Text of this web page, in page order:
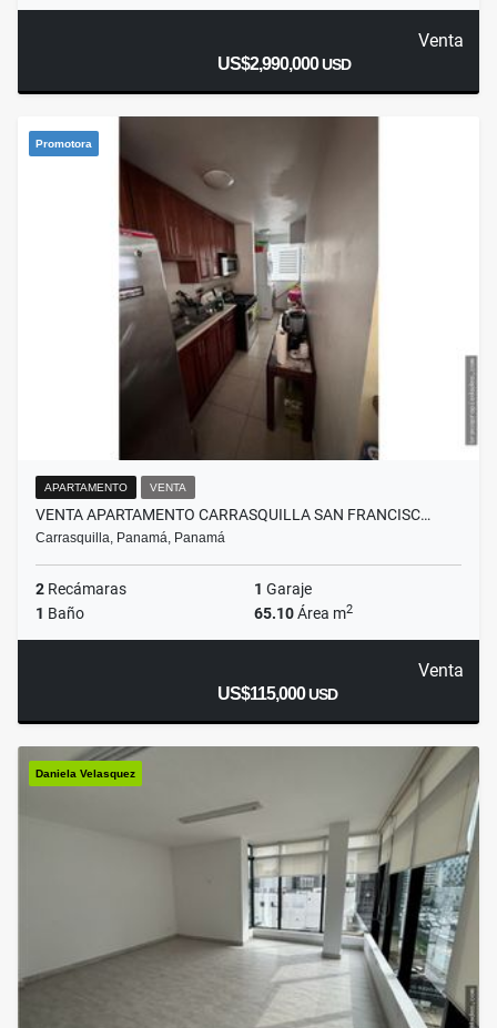
Venta
US$2,990,000USD
Promotora
APARTAMENTO VENTA
VENTA APARTAMENTO CARRASQUILLA SAN FRANCISC…
Carrasquilla, Panamá, Panamá
2 Recámaras 1 Garaje
1 Baño 65.10Área m2
Venta
US$115,000USD
Daniela Velasquez